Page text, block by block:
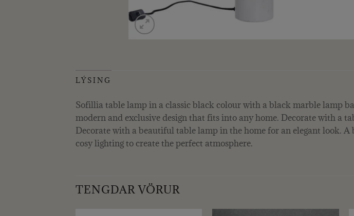
LÝSING
Sofillia table lamp in a classic black colour with a black marble lamp
modern and exclusive design that fits into any home. Decorate with a
Decorate with a beautiful table lamp in the home for an elegant look.
cosy lighting to create the perfect atmosphere.
TENGDAR VÖRUR